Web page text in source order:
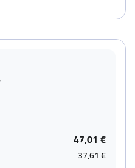
47,01 €
37,61 €